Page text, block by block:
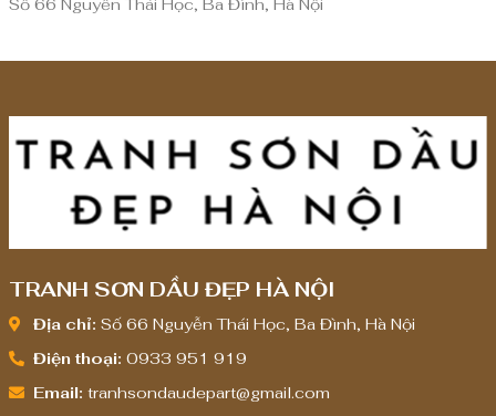
0
₫
Số 66 Nguyễn Thái Học, Ba Đình, Hà Nội
TRANH SƠN DẦU ĐẸP HÀ NỘI
Địa chỉ: Số 66 Nguyễn Thái Học, Ba Đình, Hà Nội
Điện thoại: 0933 951 919
Email: tranhsondaudepart@gmail.com